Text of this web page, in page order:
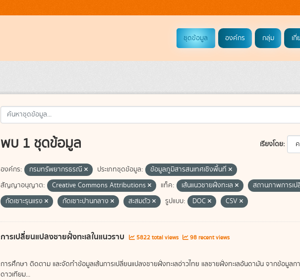
ชุดข้อมูล องค์กร กลุ่ม เ
เรียงโดย
พบ 1 ชุดข้อมูล
องค์กร: กรมทรัพยากรธรณี ประเภทชุดข้อมูล:
ข้อมูลภูมิสารสนเทศเชิงพื้นที่
สัญญาอนุญาต:
Creative Commons Attributions แท็ค: เส้นแนวชายฝั่งทะเล สถานภาพการเป
กัดเซาะรุนแรง
กัดเซาะปานกลาง สะสมตัว รูปแบบ: DOC CSV
การเปลี่ยนแปลงชายฝั่งทะเลในแนวราบ 5822 total views 98 recent views
การศึกษา ติดตาม และจัดทำข้อมูลเส้นการเปลี่ยนแปลงชายฝั่งทะเลอ่าวไทย แลชายฝั่งทะเลอันดามัน จากข้อมูล
ดาวเทียม...